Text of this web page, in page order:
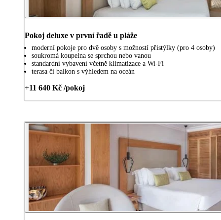
Pokoj deluxe v první řadě u pláže
moderní pokoje pro dvě osoby s možností přistýlky (pro 4 osoby)
soukromá koupelna se sprchou nebo vanou
standardní vybavení včetně klimatizace a Wi-Fi
terasa či balkon s výhledem na oceán
+11 640 Kč /pokoj